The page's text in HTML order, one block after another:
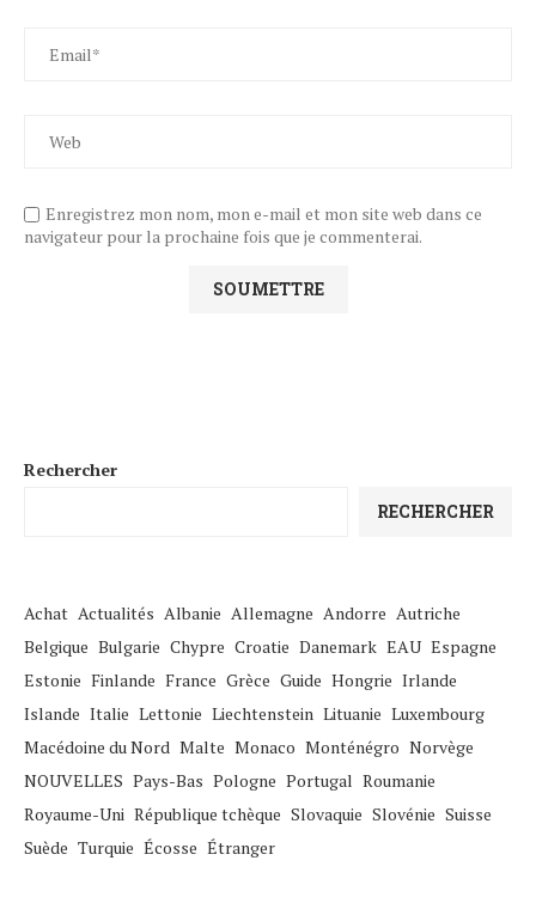
Enregistrez mon nom, mon e-mail et mon site web dans ce
navigateur pour la prochaine fois que je commenterai.
Rechercher
RECHERCHER
Achat Actualités Albanie Allemagne Andorre Autriche
Belgique Bulgarie Chypre Croatie Danemark EAU Espagne
Estonie Finlande France Grèce Guide Hongrie Irlande
Islande Italie Lettonie Liechtenstein Lituanie Luxembourg
Macédoine du Nord Malte Monaco Monténégro Norvège
NOUVELLES Pays-Bas Pologne Portugal Roumanie
Royaume-Uni République tchèque Slovaquie Slovénie Suisse
Suède Turquie Écosse Étranger